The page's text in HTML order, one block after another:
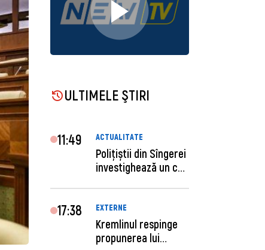
ULTIMELE ŞTIRI
11:49 ACTUALITATE
Polițiștii din Sîngerei
investighează un caz
17:38 EXTERNE
Kremlinul respinge
propunerea lui